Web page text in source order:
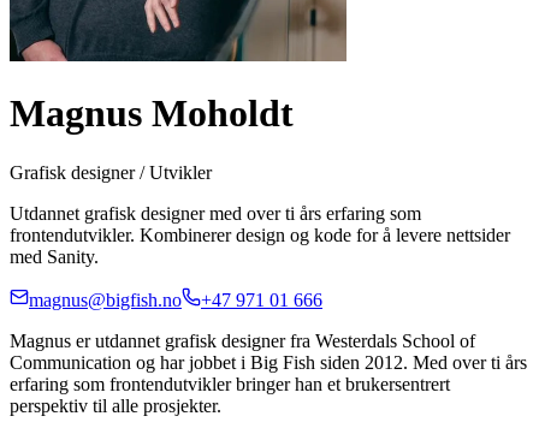
Magnus Moholdt
Grafisk designer / Utvikler
Utdannet grafisk designer med over ti års erfaring som
frontendutvikler. Kombinerer design og kode for å levere nettsider
med Sanity.
magnus@bigfish.no
+47 971 01 666
Magnus er utdannet grafisk designer fra Westerdals School of
Communication og har jobbet i Big Fish siden 2012. Med over ti års
erfaring som frontendutvikler bringer han et brukersentrert
perspektiv til alle prosjekter.